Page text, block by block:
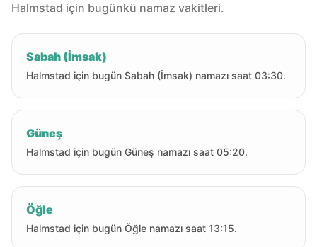
Halmstad için bugünkü namaz vakitleri.
Sabah (İmsak)
Halmstad için bugün Sabah (İmsak) namazı saat 03:30.
Güneş
Halmstad için bugün Güneş namazı saat 05:20.
Öğle
Halmstad için bugün Öğle namazı saat 13:15.